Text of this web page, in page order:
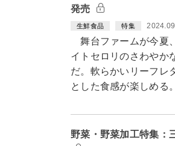
発売
生鮮食品 特集
舞台ファームが今夏
イトセロリのさわやか
だ。軟らかいリーフレ
とした食感が楽しめ
野菜・野菜加工特集